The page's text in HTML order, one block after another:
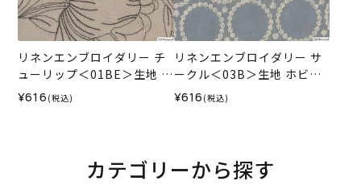
リネンエンブロイダリー チ
ューリップ＜01BE＞生地 ホ
ビーラホビーレデザインコ
レクション
¥616 (税込)
リネンエンブロイダリー サ
ークル＜03B＞生地 ホビー
ラホビーレデザインコレク
ション
¥616 (税込)
カテゴリーから探す